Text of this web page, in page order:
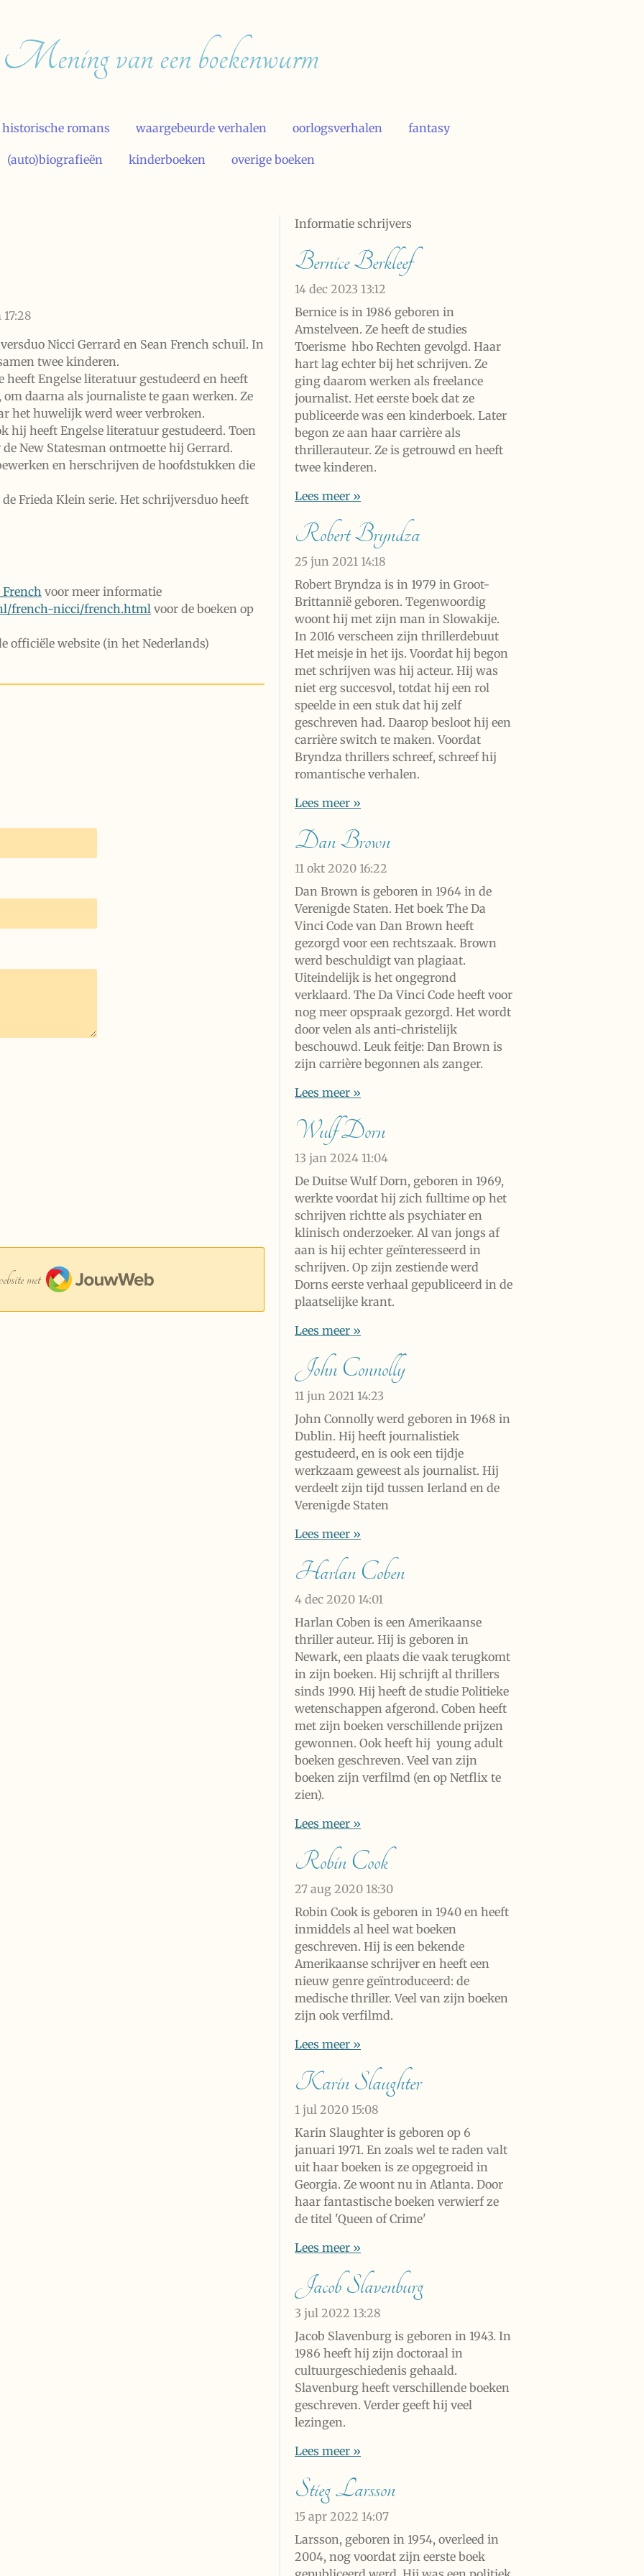
Mening van een boekenwurm
historische romans waargebeurde verhalen oorlogsverhalen fantasy
(auto)biografieën kinderboeken overige boeken
Nicci Gerrard en Sean French schuil. In
twee kinderen.
heeft Engelse literatuur gestudeerd en heeft
om daarna als journaliste te gaan werken. Ze
het huwelijk werd weer verbroken.
hij heeft Engelse literatuur gestudeerd. Toen
New Statesman ontmoette hij Gerrard.
en herschrijven de hoofdstukken die
Frieda Klein serie. Het schrijversduo heeft
voor meer informatie
french-nicci/french.html voor de boeken op
officiële website (in het Nederlands)
met JouwWeb
Informatie schrijvers
Bernice Berkleef
14 dec 2023 13:12
Bernice is in 1986 geboren in
Amstelveen. Ze heeft de studies
Toerisme hbo Rechten gevolgd. Haar
hart lag echter bij het schrijven. Ze
ging daarom werken als freelance
journalist. Het eerste boek dat ze
publiceerde was een kinderboek. Later
begon ze aan haar carrière als
thrillerauteur. Ze is getrouwd en heeft
twee kinderen.
Lees meer »
Robert Bryndza
25 jun 2021 14:18
Robert Bryndza is in 1979 in Groot-
Brittannië geboren. Tegenwoordig
woont hij met zijn man in Slowakije.
In 2016 verscheen zijn thrillerdebuut
Het meisje in het ijs. Voordat hij begon
met schrijven was hij acteur. Hij was
niet erg succesvol, totdat hij een rol
speelde in een stuk dat hij zelf
geschreven had. Daarop besloot hij een
carrière switch te maken. Voordat
Bryndza thrillers schreef, schreef hij
romantische verhalen.
Lees meer »
Dan Brown
11 okt 2020 16:22
Dan Brown is geboren in 1964 in de
Verenigde Staten. Het boek The Da
Vinci Code van Dan Brown heeft
gezorgd voor een rechtszaak. Brown
werd beschuldigt van plagiaat.
Uiteindelijk is het ongegrond
verklaard. The Da Vinci Code heeft voor
nog meer opspraak gezorgd. Het wordt
door velen als anti-christelijk
beschouwd. Leuk feitje: Dan Brown is
zijn carrière begonnen als zanger.
Lees meer »
Wulf Dorn
13 jan 2024 11:04
De Duitse Wulf Dorn, geboren in 1969,
werkte voordat hij zich fulltime op het
schrijven richtte als psychiater en
klinisch onderzoeker. Al van jongs af
aan is hij echter geïnteresseerd in
schrijven. Op zijn zestiende werd
Dorns eerste verhaal gepubliceerd in de
plaatselijke krant.
Lees meer »
John Connolly
11 jun 2021 14:23
John Connolly werd geboren in 1968 in
Dublin. Hij heeft journalistiek
gestudeerd, en is ook een tijdje
werkzaam geweest als journalist. Hij
verdeelt zijn tijd tussen Ierland en de
Verenigde Staten
Lees meer »
Harlan Coben
4 dec 2020 14:01
Harlan Coben is een Amerikaanse
thriller auteur. Hij is geboren in
Newark, een plaats die vaak terugkomt
in zijn boeken. Hij schrijft al thrillers
sinds 1990. Hij heeft de studie Politieke
wetenschappen afgerond. Coben heeft
met zijn boeken verschillende prijzen
gewonnen. Ook heeft hij young adult
boeken geschreven. Veel van zijn
boeken zijn verfilmd (en op Netflix te
zien).
Lees meer »
Robin Cook
27 aug 2020 18:30
Robin Cook is geboren in 1940 en heeft
inmiddels al heel wat boeken
geschreven. Hij is een bekende
Amerikaanse schrijver en heeft een
nieuw genre geïntroduceerd: de
medische thriller. Veel van zijn boeken
zijn ook verfilmd.
Lees meer »
Karin Slaughter
1 jul 2020 15:08
Karin Slaughter is geboren op 6
januari 1971. En zoals wel te raden valt
uit haar boeken is ze opgegroeid in
Georgia. Ze woont nu in Atlanta. Door
haar fantastische boeken verwierf ze
de titel 'Queen of Crime'
Lees meer »
Jacob Slavenburg
3 jul 2022 13:28
Jacob Slavenburg is geboren in 1943. In
1986 heeft hij zijn doctoraal in
cultuurgeschiedenis gehaald.
Slavenburg heeft verschillende boeken
geschreven. Verder geeft hij veel
lezingen.
Lees meer »
Stieg Larsson
15 apr 2022 14:07
Larsson, geboren in 1954, overleed in
2004, nog voordat zijn eerste boek